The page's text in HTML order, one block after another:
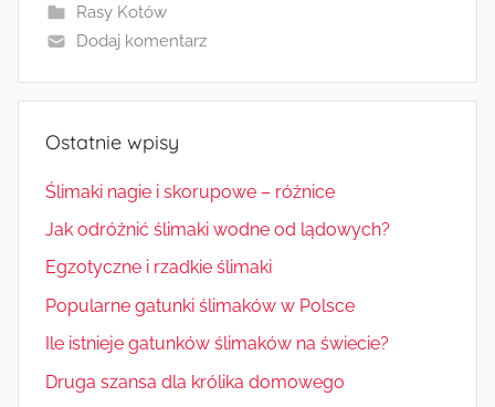
Rasy Kotów
Dodaj komentarz
Ostatnie wpisy
Ślimaki nagie i skorupowe – różnice
Jak odróżnić ślimaki wodne od lądowych?
Egzotyczne i rzadkie ślimaki
Popularne gatunki ślimaków w Polsce
Ile istnieje gatunków ślimaków na świecie?
Druga szansa dla królika domowego